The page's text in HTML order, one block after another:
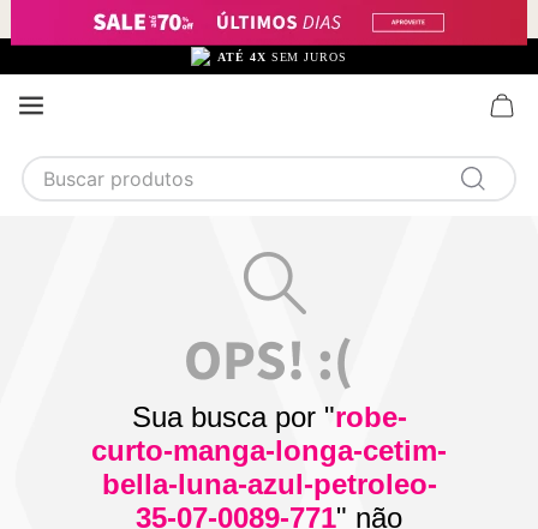
ATÉ 4X SEM JUROS
Buscar produtos
Sua busca por "robe-
curto-manga-longa-cetim-
bella-luna-azul-petroleo-
35-07-0089-771" não
1
2
3 camisola
calcinha algodão
5 sutiã calcinha
algodão
7 renda